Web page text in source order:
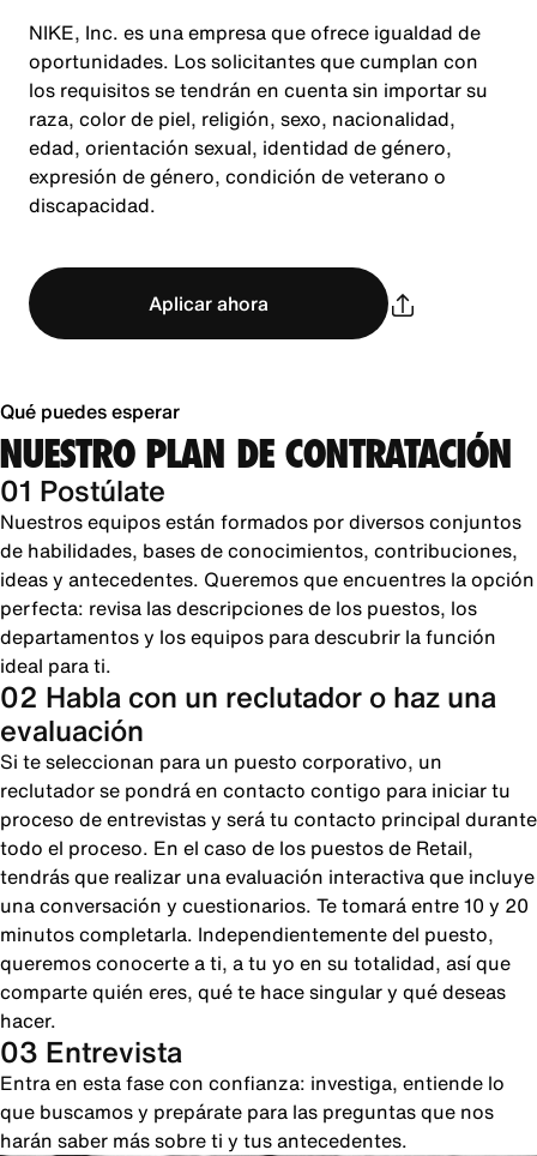
NIKE, Inc. es una empresa que ofrece igualdad de
oportunidades. Los solicitantes que cumplan con
los requisitos se tendrán en cuenta sin importar su
raza, color de piel, religión, sexo, nacionalidad,
edad, orientación sexual, identidad de género,
expresión de género, condición de veterano o
discapacidad.
Aplicar ahora
Qué puedes esperar
NUESTRO PLAN DE CONTRATACIÓN
01 Postúlate
Nuestros equipos están formados por diversos conjuntos
de habilidades, bases de conocimientos, contribuciones,
ideas y antecedentes. Queremos que encuentres la opción
perfecta: revisa las descripciones de los puestos, los
departamentos y los equipos para descubrir la función
ideal para ti.
02 Habla con un reclutador o haz una
evaluación
Si te seleccionan para un puesto corporativo, un
reclutador se pondrá en contacto contigo para iniciar tu
proceso de entrevistas y será tu contacto principal durante
todo el proceso. En el caso de los puestos de Retail,
tendrás que realizar una evaluación interactiva que incluye
una conversación y cuestionarios. Te tomará entre 10 y 20
minutos completarla. Independientemente del puesto,
queremos conocerte a ti, a tu yo en su totalidad, así que
comparte quién eres, qué te hace singular y qué deseas
hacer.
03 Entrevista
Entra en esta fase con confianza: investiga, entiende lo
que buscamos y prepárate para las preguntas que nos
harán saber más sobre ti y tus antecedentes.